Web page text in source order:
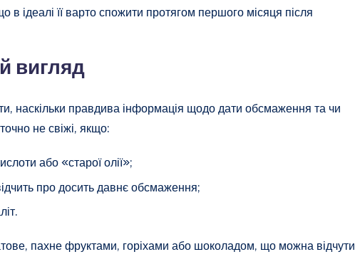
в ідеалі її варто спожити протягом першого місяця після
вигляд
наскільки правдива інформація щодо дати обсмаження та чи
не свіжі, якщо:
або «старої олії»;
про досить давнє обсмаження;
пахне фруктами, горіхами або шоколадом, що можна відчути